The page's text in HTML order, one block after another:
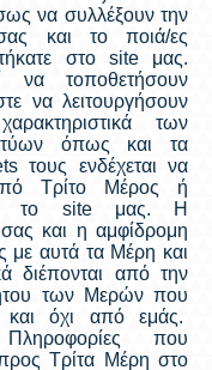
να συλλέξουν την
και το ποιά/ες
στο site μας.
να τοποθετήσουν
να λειτουργήσουν
των
όπως και τα
τους ενδέχεται να
από Τρίτο Μέρος ή
το site μας. H
σας και η αμφίδρομη
με αυτά τα Μέρη και
διέπονται από την
των Μερών που
όχι από εμάς.
που
Τρίτα Μέρη στο